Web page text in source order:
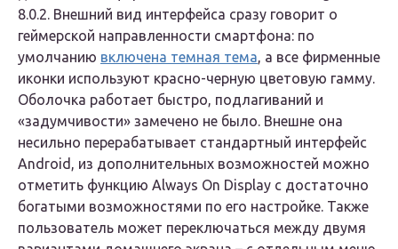
8.0.2. Внешний вид интерфейса сразу говорит о
геймерской направленности смартфона: по
умолчанию включена темная тема, а все фирменные
иконки используют красно-черную цветовую гамму.
Оболочка работает быстро, подлагиваний и
«задумчивости» замечено не было. Внешне она
несильно перерабатывает стандартный интерфейс
Android, из дополнительных возможностей можно
отметить функцию Always On Display с достаточно
богатыми возможностями по его настройке. Также
пользователь может переключаться между двумя